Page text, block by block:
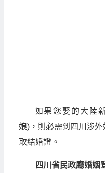
如果您娶的大陸
娘)，則必需到四川涉
取結婚證。
四川省民政廳婚姻